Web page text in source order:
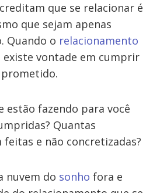
que se relacionar é
que sejam apenas
Quando o relacionamento
existe vontade em cumprir
estão fazendo para você
Quantas
e não concretizadas?
nuvem do sonho fora e